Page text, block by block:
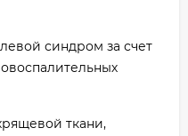
синдром за счет
ткани,